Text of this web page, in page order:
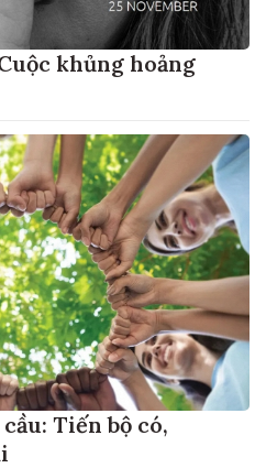
khủng hoảng
Tiến bộ có,